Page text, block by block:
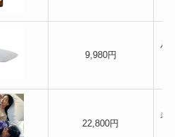
9,980円
竹
22,800円
着